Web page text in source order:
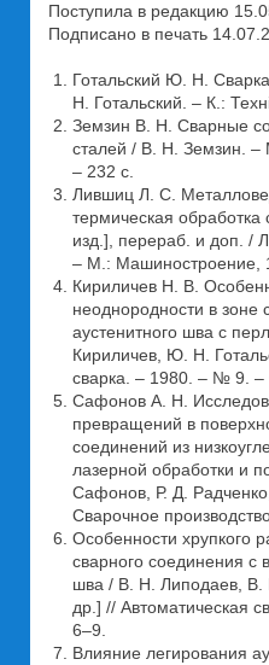
Поступила в редакцию
Подписано в печать
Готальский Ю. Н.
Н. Готальский. – К.:
Земзин В. Н. Сварные
сталей / В. Н. Земзин.
– 232 с.
Лившиц Л. С.
термическая
изд.], перераб. и доп. /
– М.: Машиностроение,
Кириличев Н. В.
неоднородности в зоне
аустенитного шва с
Кириличев, Ю. Н.
сварка. – 1980. – № 9. –
Сафонов А. Н.
превращений в
соединений из
лазерной обработки и
Сафонов, Р. Д.
Сварочное
Особенности хрупкого
сварного соединения с
шва / В. Н. Липодаев, В.
др.] // Автоматическая
6–9.
Влияние легирования